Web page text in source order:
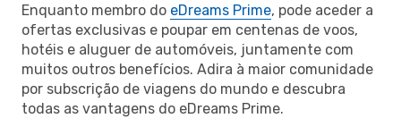
Enquanto membro do eDreams Prime, pode aceder a
ofertas exclusivas e poupar em centenas de voos,
hotéis e aluguer de automóveis, juntamente com
muitos outros benefícios. Adira à maior comunidade
por subscrição de viagens do mundo e descubra
todas as vantagens do eDreams Prime.